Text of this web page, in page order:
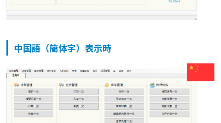
中国語（簡体字）表示時